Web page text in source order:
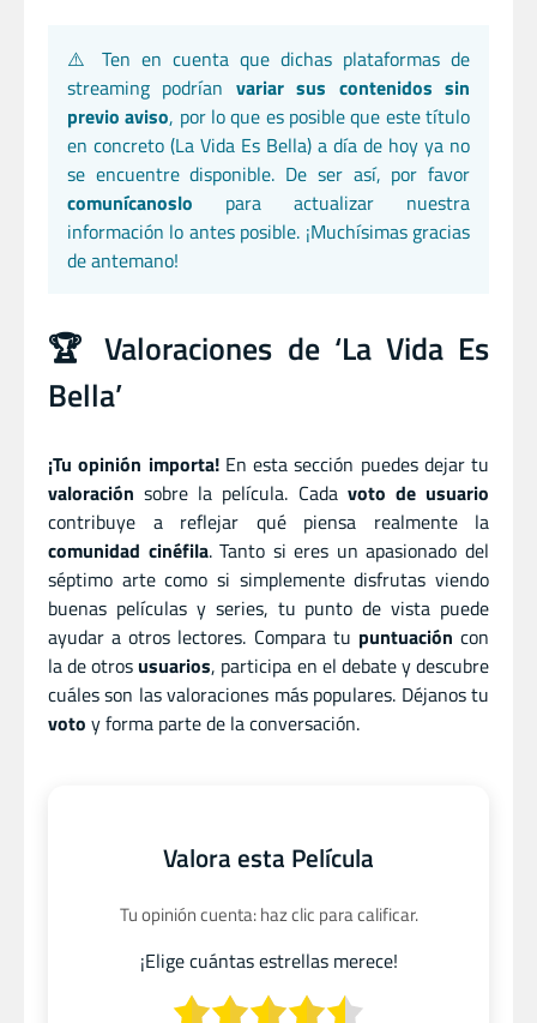
⚠️ Ten en cuenta que dichas plataformas de
streaming podrían variar sus contenidos sin
previo aviso, por lo que es posible que este título
en concreto (La Vida Es Bella) a día de hoy ya no
se encuentre disponible. De ser así, por favor
comunícanoslo para actualizar nuestra
información lo antes posible. ¡Muchísimas gracias
de antemano!
🏆 Valoraciones de ‘La Vida Es
Bella’
¡Tu opinión importa!En esta sección puedes dejar tu
valoración sobre la película. Cada voto de usuario
contribuye a reflejar qué piensa realmente la
comunidad cinéfila. Tanto si eres un apasionado del
séptimo arte como si simplemente disfrutas viendo
buenas películas y series, tu punto de vista puede
ayudar a otros lectores. Compara tu puntuación con
la de otros usuarios, participa en el debate y descubre
cuáles son las valoraciones más populares. Déjanos tu
voto y forma parte de la conversación.
Valora esta Película
Tu opinión cuenta: haz clic para calificar.
¡Elige cuántas estrellas merece!